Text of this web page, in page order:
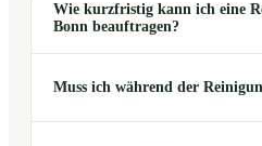
Wie kurzfristig kann ich eine
Bonn beauftragen?
Muss ich während der